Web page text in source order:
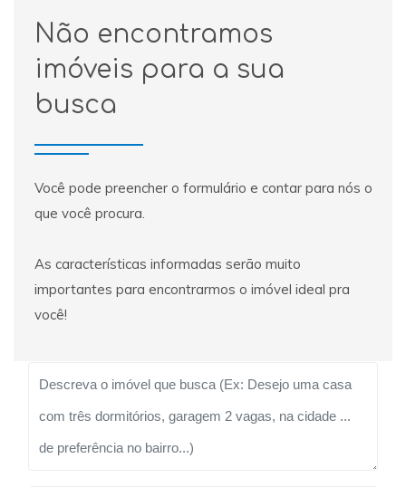
Não encontramos
imóveis para a sua
busca
Você pode preencher o formulário e contar para nós o
que você procura.
As características informadas serão muito
importantes para encontrarmos o imóvel ideal pra
você!